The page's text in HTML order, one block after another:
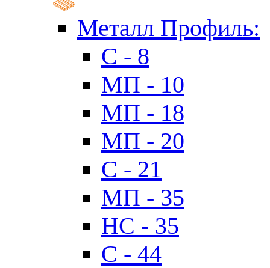
Металл Профиль:
C - 8
МП - 10
МП - 18
МП - 20
C - 21
МП - 35
HC - 35
C - 44